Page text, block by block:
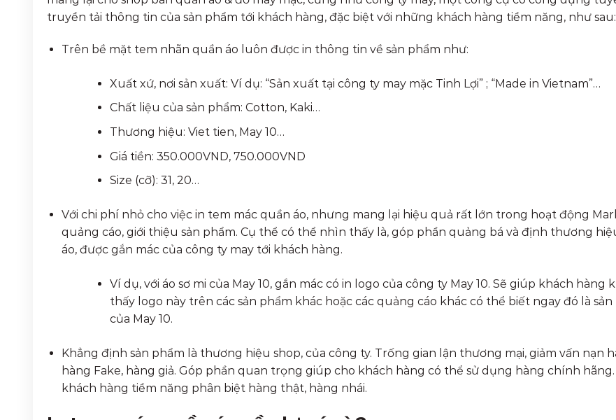
truyền tải thông tin của sản phẩm tới khách hàng, đặc biệt với những khách hàng tiềm năng, như sau:
Trên bề mặt tem nhãn quần áo luôn được in thông tin về sản phẩm như:
Xuất xứ, nơi sản xuất: Ví dụ: “Sản xuất tại công ty may mặc Tinh Lợi” ; “Made in Vietnam”…
Chất liệu của sản phẩm: Cotton, Kaki…
Thương hiệu: Viet tien, May 10…
Giá tiền: 350.000VND, 750.000VND
Size (cỡ): 31, 20…
Với chi phí nhỏ cho việc in tem mác quần áo, nhưng mang lại hiệu quả rất lớn trong hoạt động
quảng cáo, giới thiệu sản phẩm. Cụ thể có thể nhìn thấy là, góp phần quảng bá và định thương
áo, được gắn mác của công ty may tới khách hàng.
Ví dụ, với áo sơ mi của May 10, gắn mác có in logo của công ty May 10. Sẽ giúp khách hàng
thấy logo này trên các sản phẩm khác hoặc các quảng cáo khác có thể biết ngay đó là sản
của May 10.
Khẳng định sản phẩm là thương hiệu shop, của công ty. Trống gian lận thương mại, giảm vấn nạn
hàng Fake, hàng giả. Góp phần quan trọng giúp cho khách hàng có thể sử dụng hàng chính
khách hàng tiềm năng phân biệt hàng thật, hàng nhái.